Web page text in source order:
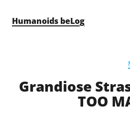
Humanoids beLog
Grandiose
TOO